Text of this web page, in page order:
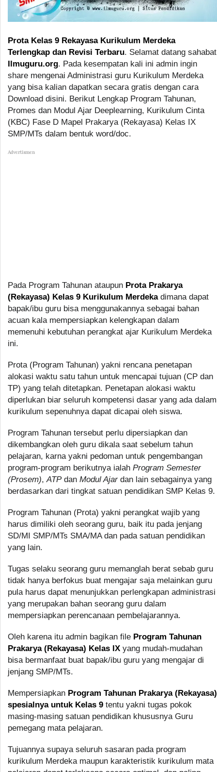
Prota Kelas 9 Rekayasa Kurikulum Merdeka
Terlengkap dan Revisi Terbaru. Selamat datang sahabat
Ilmuguru.org. Pada kesempatan kali ini admin ingin
share mengenai Administrasi guru Kurikulum Merdeka
yang bisa kalian dapatkan secara gratis dengan cara
Download disini. Berikut Lengkap Program Tahunan,
Promes dan Modul Ajar Deeplearning, Kurikulum Cinta
(KBC) Fase D Mapel Prakarya (Rekayasa) Kelas IX
SMP/MTs dalam bentuk word/doc.
Advertismen
Pada Program Tahunan ataupun Prota Prakarya
(Rekayasa) Kelas 9 Kurikulum Merdekadimana dapat
bapak/ibu guru bisa menggunakannya sebagai bahan
acuan kala mempersiapkan kelengkapan dalam
memenuhi kebutuhan perangkat ajar Kurikulum Merdeka
ini.
Prota (Program Tahunan) yakni rencana penetapan
alokasi waktu satu tahun untuk mencapai tujuan (CP dan
TP) yang telah ditetapkan. Penetapan alokasi waktu
diperlukan biar seluruh kompetensi dasar yang ada dalam
kurikulum sepenuhnya dapat dicapai oleh siswa.
Program Tahunan tersebut perlu dipersiapkan dan
dikembangkan oleh guru dikala saat sebelum tahun
pelajaran, karna yakni pedoman untuk pengembangan
program-program berikutnya ialah Program Semester
(Prosem),ATPdan Modul Ajardan lain sebagainya yang
berdasarkan dari tingkat satuan pendidikan SMP Kelas 9.
Program Tahunan (Prota) yakni perangkat wajib yang
harus dimiliki oleh seorang guru, baik itu pada jenjang
SD/MI SMP/MTs SMA/MA dan pada satuan pendidikan
yang lain.
Tugas selaku seorang guru memanglah berat sebab guru
tidak hanya berfokus buat mengajar saja melainkan guru
pula harus dapat menunjukkan perlengkapan administrasi
yang merupakan bahan seorang guru dalam
mempersiapkan perencanaan pembelajarannya.
Oleh karena itu admin bagikan file Program Tahunan
Prakarya (Rekayasa) Kelas IX yang mudah-mudahan
bisa bermanfaat buat bapak/ibu guru yang mengajar di
jenjang SMP/MTs.
Mempersiapkan Program Tahunan Prakarya (Rekayasa)
spesialnya untuk Kelas 9 tentu yakni tugas pokok
masing-masing satuan pendidikan khususnya Guru
pemegang mata pelajaran.
Tujuannya supaya seluruh sasaran pada program
kurikulum Merdeka maupun karakteristik kurikulum mata